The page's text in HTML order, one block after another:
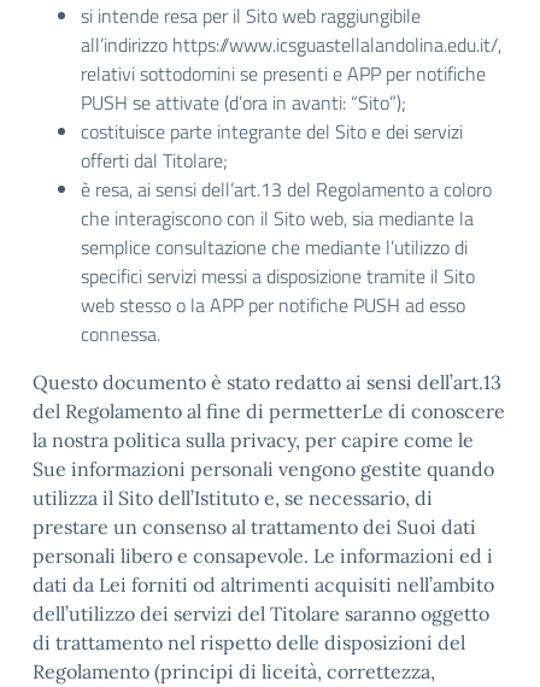
si intende resa per il Sito web raggiungibile
all’indirizzo https://www.icsguastellalandolina.edu.it/,
relativi sottodomini se presenti e APP per notifiche
PUSH se attivate (d’ora in avanti: “Sito”);
costituisce parte integrante del Sito e dei servizi
offerti dal Titolare;
è resa, ai sensi dell’art.13 del Regolamento a coloro
che interagiscono con il Sito web, sia mediante la
semplice consultazione che mediante l’utilizzo di
specifici servizi messi a disposizione tramite il Sito
web stesso o la APP per notifiche PUSH ad esso
connessa.
Questo documento è stato redatto ai sensi dell’art.13
del Regolamento al fine di permetterLe di conoscere
la nostra politica sulla privacy, per capire come le
Sue informazioni personali vengono gestite quando
utilizza il Sito dell’Istituto e, se necessario, di
prestare un consenso al trattamento dei Suoi dati
personali libero e consapevole. Le informazioni ed i
dati da Lei forniti od altrimenti acquisiti nell’ambito
dell’utilizzo dei servizi del Titolare saranno oggetto
di trattamento nel rispetto delle disposizioni del
Regolamento (principi di liceità, correttezza,